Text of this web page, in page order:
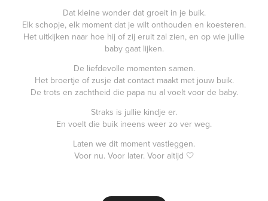
Dat kleine wonder dat groeit in je buik.
Elk schopje, elk moment dat je wilt onthouden en koesteren.
Het uitkijken naar hoe hij of zij eruit zal zien, en op wie jullie
baby gaat lijken.
De liefdevolle momenten samen.
Het broertje of zusje dat contact maakt met jouw buik.
De trots en zachtheid die papa nu al voelt voor de baby.
Straks is jullie kindje er.
En voelt die buik ineens weer zo ver weg.
Laten we dit moment vastleggen.
Voor nu. Voor later. Voor altijd 🤍